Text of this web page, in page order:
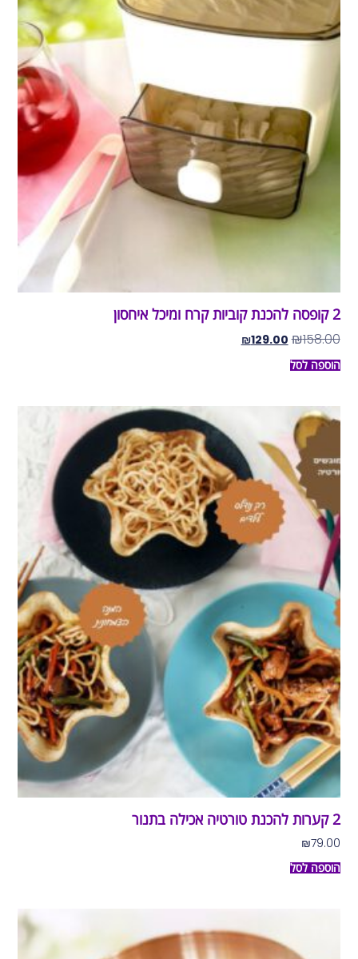
2 קופסה להכנת קוביות קרח ומיכל איחסון
₪158.00
₪129.00
הוספה לסל
2 קערות להכנת טורטיה אכילה בתנור
₪79.00
הוספה לסל